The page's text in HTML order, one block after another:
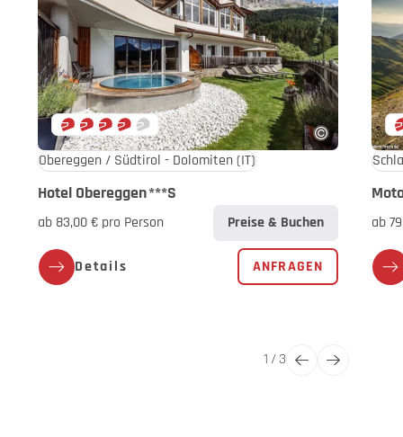
Obereggen / Südtirol - Dolomiten(IT)
Hotel Obereggen***S
ab 83,00 € pro Person Preise & Buchen
Details ANFRAGEN
ab
1 /3